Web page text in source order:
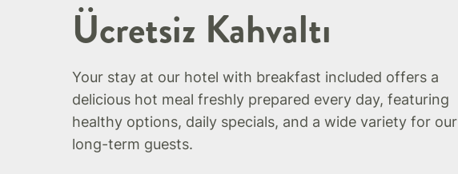
Ücretsiz Kahvaltı
Your stay at our hotel with breakfast included offers a
delicious hot meal freshly prepared every day, featuring
healthy options, daily specials, and a wide variety for our
long-term guests.